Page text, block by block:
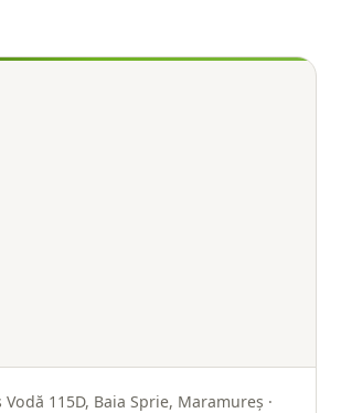
Vodă 115D, Baia Sprie, Maramureș ·